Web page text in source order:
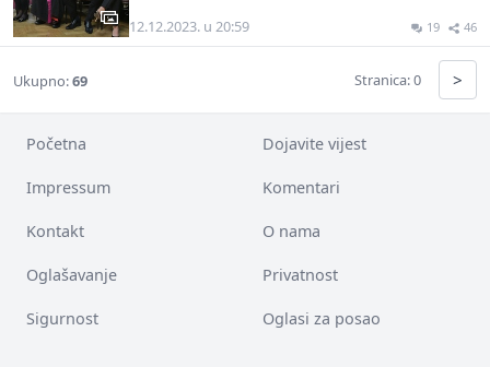
12.12.2023. u 20:59 19 46
Ukupno:69 Stranica: 0 >
Početna Dojavite vijest
Impressum Komentari
Kontakt O nama
Oglašavanje Privatnost
Sigurnost Oglasi za posao